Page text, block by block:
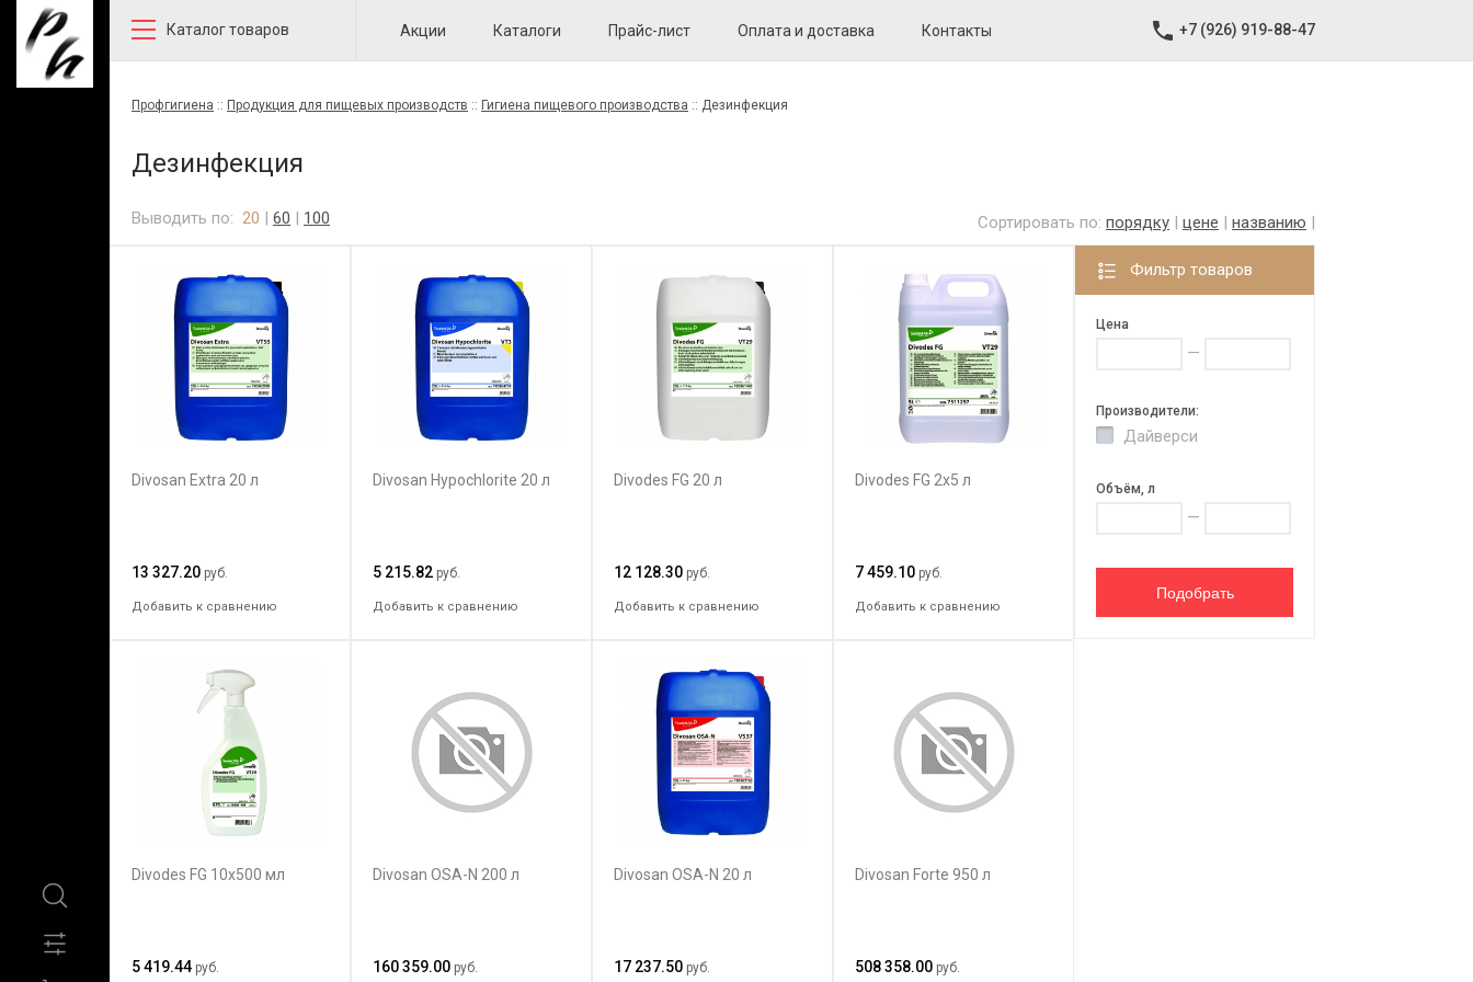
Каталог товаров Акции Каталоги Прайс-лист Оплата и доставка Контакты +7 (926) 919-88-47
Профгигиена :: Продукция для пищевых производств :: Гигиена пищевого производства :: Дезинфекция
Дезинфекция
Выводить по: 20 | 60 | 100 Сортировать по: порядку | цене | названию |
Фильтр товаров
Цена
—
Производители:
Дайверси
Объём, л
—
Divosan Extra 20 л
13 327.20 руб.
Добавить к сравнению
Divosan Hypochlorite 20 л
5 215.82 руб.
Добавить к сравнению
Divodes FG 20 л
12 128.30 руб.
Добавить к сравнению
Divodes FG 2x5 л
7 459.10 руб.
Добавить к сравнению
Divodes FG 10x500 мл
5 419.44 руб.
Divosan OSA-N 200 л
160 359.00 руб.
Divosan OSA-N 20 л
17 237.50 руб.
Divosan Forte 950 л
508 358.00 руб.